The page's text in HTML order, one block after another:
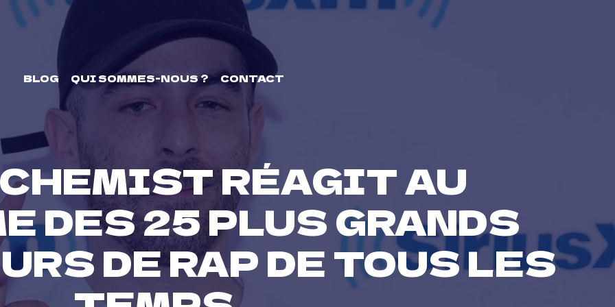
BLOG QUI SOMMES-NOUS ? CONTACT
RÉAGIT AU
DES 25 PLUS GRANDS
DE RAP DE TOUS LES